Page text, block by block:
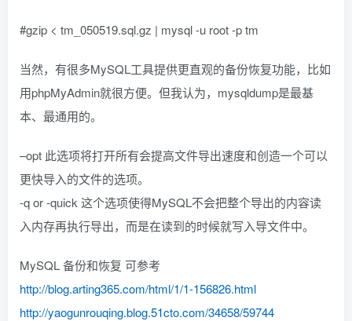
#gzip < tm_050519.sql.gz | mysql -u root -p tm
当然，有很多MySQL工具提供更直观的备份恢复功能，比如
用phpMyAdmin就很方便。但我认为，mysqldump是最基
本、最通用的。
–opt 此选项将打开所有会提高文件导出速度和创造一个可以
更快导入的文件的选项。
-q or -quick 这个选项使得MySQL不会把整个导出的内容读
入内存再执行导出，而是在读到的时候就写入导文件中。
MySQL 备份和恢复 可参考
http://blog.arting365.com/html/1/1-156826.html
http://yaogunrouqing.blog.51cto.com/34658/59744